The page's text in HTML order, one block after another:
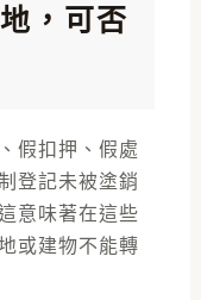
，可否
、假扣押、假處
登記未被塗銷
意味著在這些
或建物不能轉